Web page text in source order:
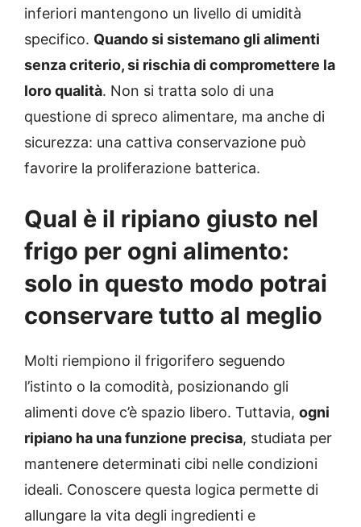
inferiori mantengono un livello di umidità
specifico. Quando si sistemano gli alimenti
senza criterio, si rischia di compromettere la
loro qualità. Non si tratta solo di una
questione di spreco alimentare, ma anche di
sicurezza: una cattiva conservazione può
favorire la proliferazione batterica.
Qual è il ripiano giusto nel
frigo per ogni alimento:
solo in questo modo potrai
conservare tutto al meglio
Molti riempiono il frigorifero seguendo
l’istinto o la comodità, posizionando gli
alimenti dove c’è spazio libero. Tuttavia, ogni
ripiano ha una funzione precisa, studiata per
mantenere determinati cibi nelle condizioni
ideali. Conoscere questa logica permette di
allungare la vita degli ingredienti e